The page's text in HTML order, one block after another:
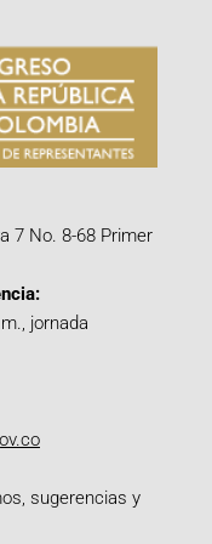
7 No. 8-68 Primer
jornada
sugerencias y